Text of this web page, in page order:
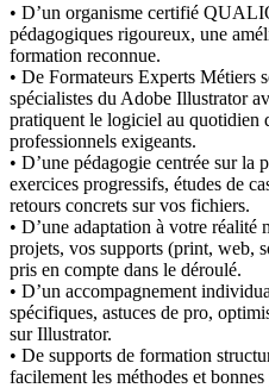
• D’un organisme certifié
pédagogiques rigoureux, une
formation reconnue.
• De Formateurs Experts Métiers
spécialistes du Adobe Illustrator
pratiquent le logiciel au quotidien
professionnels exigeants.
• D’une pédagogie centrée sur la
exercices progressifs, études de
retours concrets sur vos fichiers.
• D’une adaptation à votre réalité
projets, vos supports (print, web,
pris en compte dans le déroulé.
• D’un accompagnement
spécifiques, astuces de pro,
sur Illustrator.
• De supports de formation
facilement les méthodes et